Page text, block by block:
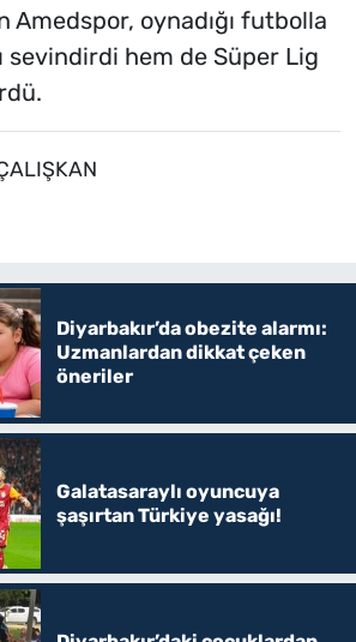
Amedspor, oynadığı futbolla
sevindirdi hem de Süper Lig
Diyarbakır’da obezite alarmı:
Uzmanlardan dikkat çeken
öneriler
Galatasaraylı oyuncuya
şaşırtan Türkiye yasağı!